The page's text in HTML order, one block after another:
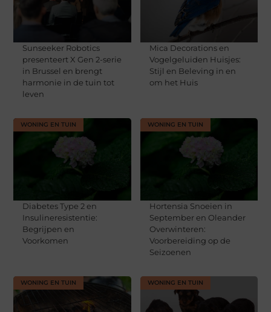
Sunseeker Robotics
presenteert X Gen 2-serie
in Brussel en brengt
harmonie in de tuin tot
leven
Mica Decorations en
Vogelgeluiden Huisjes:
Stijl en Beleving in en
om het Huis
WONING EN TUIN
Diabetes Type 2 en
Insulineresistentie:
Begrijpen en
Voorkomen
WONING EN TUIN
Hortensia Snoeien in
September en Oleander
Overwinteren:
Voorbereiding op de
Seizoenen
WONING EN TUIN WONING EN TUIN